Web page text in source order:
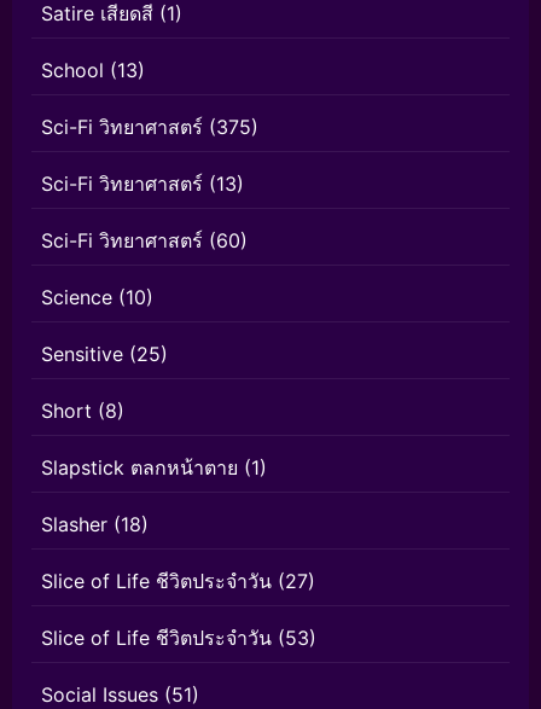
Satire เสียดสี (1)
School (13)
Sci-Fi วิทยาศาสตร์ (375)
Sci-Fi วิทยาศาสตร์ (13)
Sci-Fi วิทยาศาสตร์ (60)
Science (10)
Sensitive (25)
Short (8)
Slapstick ตลกหน้าตาย (1)
Slasher (18)
Slice of Life ชีวิตประจำวัน (27)
Slice of Life ชีวิตประจำวัน (53)
Social Issues (51)